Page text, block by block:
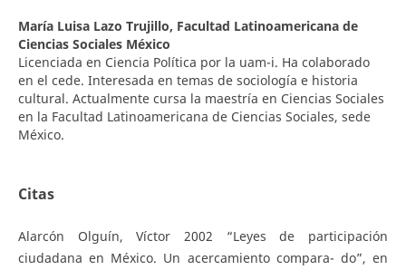
María Luisa Lazo Trujillo, Facultad Latinoamericana de
Ciencias Sociales México
Licenciada en Ciencia Política por la uam-i. Ha colaborado
en el cede. Interesada en temas de sociología e historia
cultural. Actualmente cursa la maestría en Ciencias Sociales
en la Facultad Latinoamericana de Ciencias Sociales, sede
México.
Citas
Alarcón Olguín, Víctor 2002 “Leyes de participación
ciudadana en México. Un acercamiento compara- do”, en